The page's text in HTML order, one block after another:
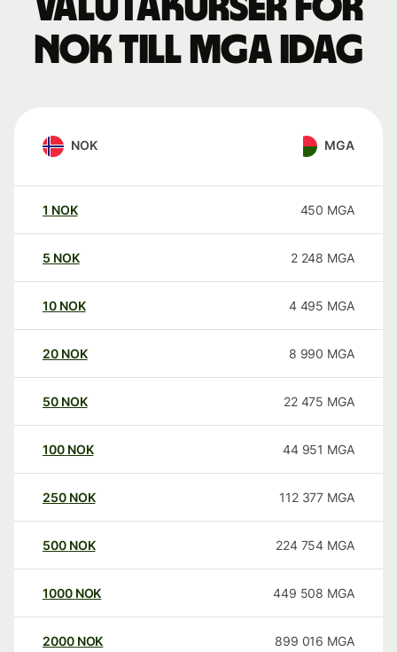
NOK till MGA idag
NOK MGA
1 NOK 450 MGA
5 NOK 2 248 MGA
10 NOK 4 495 MGA
20 NOK 8 990 MGA
50 NOK 22 475 MGA
100 NOK 44 951 MGA
250 NOK 112 377 MGA
500 NOK 224 754 MGA
1000 NOK 449 508 MGA
2000 NOK 899 016 MGA